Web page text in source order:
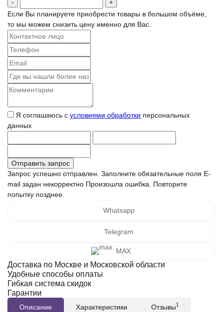
Если Вы планируете приобрести товары в большом объёме,
то мы можем снизить цену именно для Вас.
Я соглашаюсь с условиями обработки персональных
данных
Запрос успешно отправлен. Заполните обязательные поля E-
mail задан некорректно Произошла ошибка. Повторите
попытку позднее.
Whatsapp
Telegram
MAX
Доставка по Москве и Московской области
Удобные способы оплаты
Гибкая система скидок
Гарантии
Описание Характеристики Отзывы1